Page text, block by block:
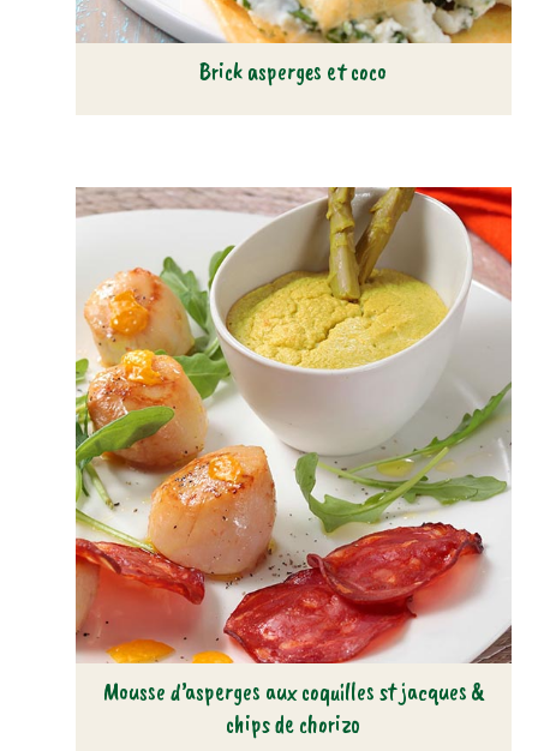
Brick asperges et coco
Mousse d’asperges aux coquilles st jacques &
chips de chorizo